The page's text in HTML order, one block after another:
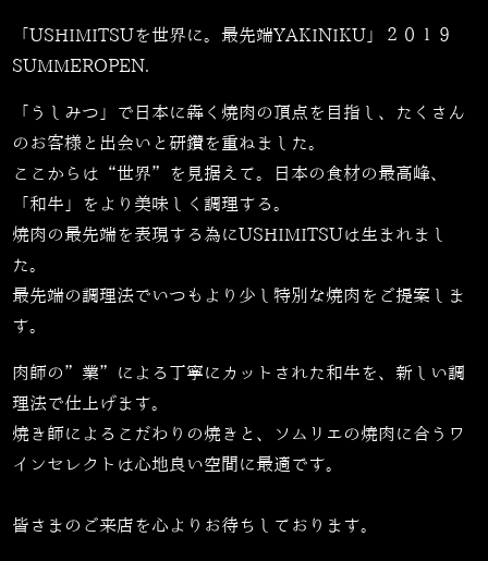
「USHIMITSUを世界に。最先端YAKINIKU」２０１９
SUMMEROPEN.
「うしみつ」で日本に犇く焼肉の頂点を目指し、たくさん
のお客様と出会いと研鑽を重ねました。
ここからは“世界”を見据えて。日本の食材の最高峰、
「和牛」をより美味しく調理する。
焼肉の最先端を表現する為にUSHIMITSUは生まれまし
た。
最先端の調理法でいつもより少し特別な焼肉をご提案しま
す。
肉師の”業”による丁寧にカットされた和牛を、新しい調
理法で仕上げます。
焼き師によるこだわりの焼きと、ソムリエの焼肉に合うワ
インセレクトは心地良い空間に最適です。
皆さまのご来店を心よりお待ちしております。